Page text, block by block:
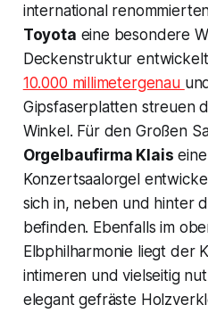
international
Toyota eine besondere
Deckenstruktur
10.000 millimetergenau
Gipsfaserplatten streuen
Winkel. Für den Großen
Orgelbaufirma Klais
Konzertsaalorgel
sich in, neben und hinter
befinden. Ebenfalls im
Elbphilharmonie liegt der
intimeren und vielseitig
elegant gefräste